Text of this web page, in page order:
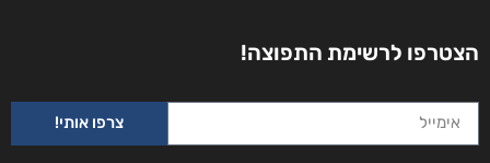
עם הסקר
הצטרפו לרשימת התפוצה!
צרפו אותי!